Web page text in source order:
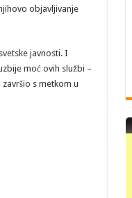
objavljivanje
javnosti. I
moć ovih službi –
s metkom u